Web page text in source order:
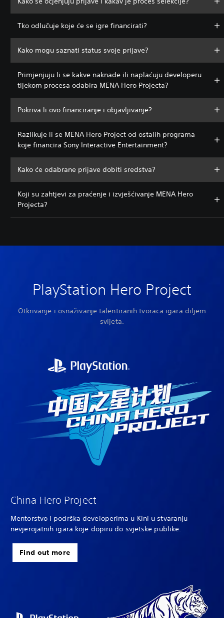
Tko odlučuje koje će se igre financirati?
Kako mogu saznati status svoje prijave?
Primjenjuju li se kakve naknade ili naplaćuju developeru
tijekom procesa odabira MENA Hero Projecta?
Pokriva li ovo financiranje i objavljivanje?
Razlikuje li se MENA Hero Project od ostalih programa
koje financira Sony Interactive Entertainment?
Kako će odabrane prijave dobiti sredstva?
Koji su zahtjevi za praćenje i izvješćivanje MENA Hero
Projecta?
PlayStation Hero Project
Otkrivanje i osnaživanje talentiranih tvoraca igara diljem
svijeta.
China Hero Project
Mentorstvo i podrška developerima u Kini u stvaranju
nevjerojatnih igara koje dopiru do svjetske publike.
Find out more